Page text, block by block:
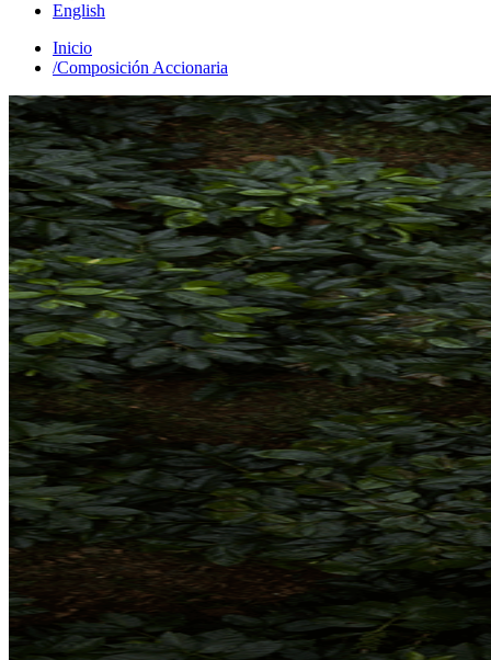
English
Inicio
/Composición Accionaria